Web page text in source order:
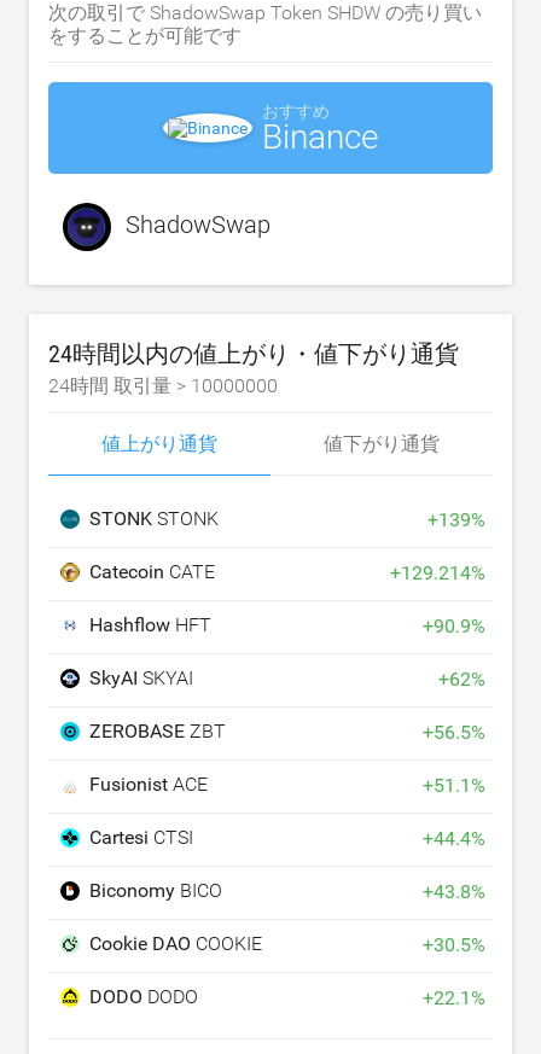
次の取引で ShadowSwap Token SHDW の売り買い
をすることが可能です
おすすめ
Binance
ShadowSwap
24時間以内の値上がり・値下がり通貨
24時間 取引量 > 10000000
値上がり通貨 値下がり通貨
STONK STONK +139%
Catecoin CATE +129.214%
Hashflow HFT +90.9%
SkyAI SKYAI +62%
ZEROBASE ZBT +56.5%
Fusionist ACE +51.1%
Cartesi CTSI +44.4%
Biconomy BICO +43.8%
Cookie DAO COOKIE +30.5%
DODO DODO +22.1%